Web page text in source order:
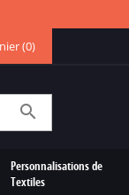
(0)

Personnalisations de
Textiles